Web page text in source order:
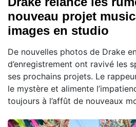
nouveau projet
images en studio
De nouvelles photos de Drake
d’enregistrement ont ravivé les
ses prochains projets. Le
le mystère et alimente
toujours à l’affût de nouveaux